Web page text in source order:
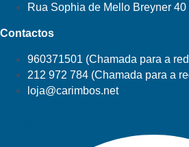
Rua Sophia de Mello Breyner
Contactos
960371501 (Chamada para a
212 972 784 (Chamada para a
loja@carimbos.net